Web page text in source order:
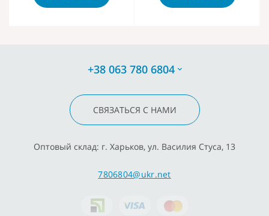
+38 063 780 6804
СВЯЗАТЬСЯ С НАМИ
Оптовый склад: г. Харьков, ул. Василия Стуса, 13
7806804@ukr.net